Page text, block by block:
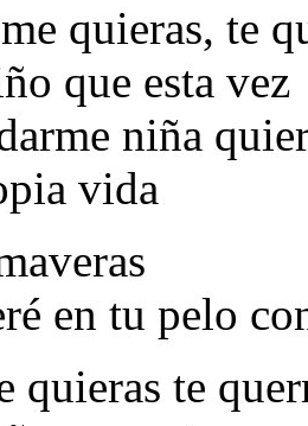
quieras, te
que esta vez
niña
vida
en tu pelo
quieras te